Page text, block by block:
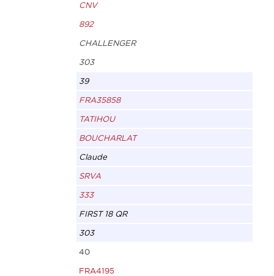
CNV
892
CHALLENGER
303
39
FRA35858
TATIHOU
BOUCHARLAT
Claude
SRVA
333
FIRST 18 QR
303
40
FRA4195